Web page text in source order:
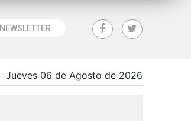
NEWSLETTER
Jueves 06 de Agosto de 2026